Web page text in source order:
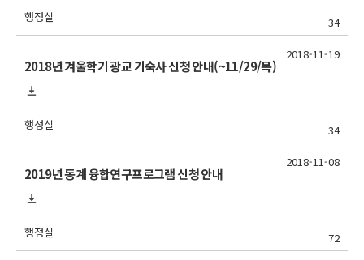
행정실 34
2018년 겨울학기 광교 기숙사 신청 안내(~11/29/목)
행정실 34
2018-11-19
2019년 동계 융합연구프로그램 신청 안내
행정실 72
2018-11-08